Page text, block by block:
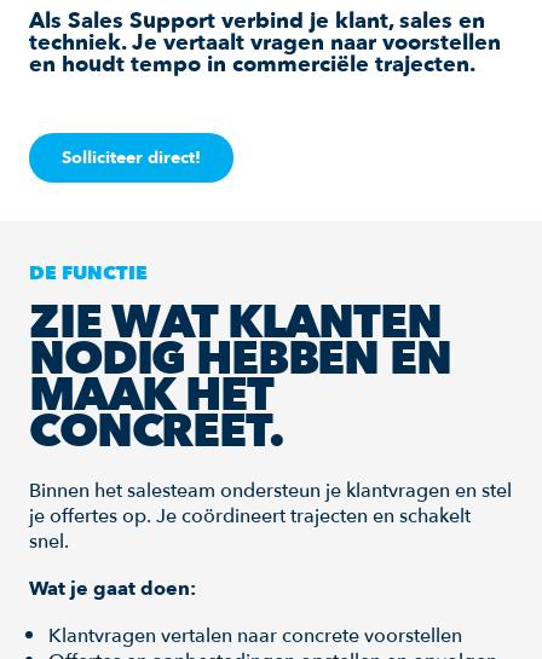
Als Sales Support verbind je klant, sales en
techniek. Je vertaalt vragen naar voorstellen
en houdt tempo in commerciële trajecten.
Solliciteer direct!
DE FUNCTIE
ZIE WAT KLANTEN
NODIG HEBBEN EN
MAAK HET
CONCREET.
Binnen het salesteam ondersteun je klantvragen en stel
je offertes op. Je coördineert trajecten en schakelt
snel.
Wat je gaat doen:
Klantvragen vertalen naar concrete voorstellen